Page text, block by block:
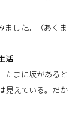
ました。（あくま
活
たまに坂があると
見えている。だか